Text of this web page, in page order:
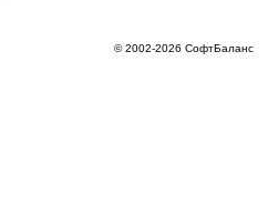
© 2002-2026 СофтБаланс